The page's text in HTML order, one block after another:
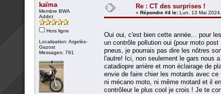
kaïma
Membre BWA
Addict
Hors ligne
Localisation: Argelès-
Gazost
Messages: 791
Re : CT des surprises !
« Répondre #4 le: Lun. 13 Mai
Oui oui, c'est bien cette année... pour
un contrôle pollution oui (pour moto
pneus, je pourrais pas dire les nôtres
l'autre! Ici, non seulement le gars nous
catadiopre arrière et mon éclairage de
envie de faire chier les motards avec
ni mécano moto, ni même motard et il
contrôleur le plus cool je crois ! Je te